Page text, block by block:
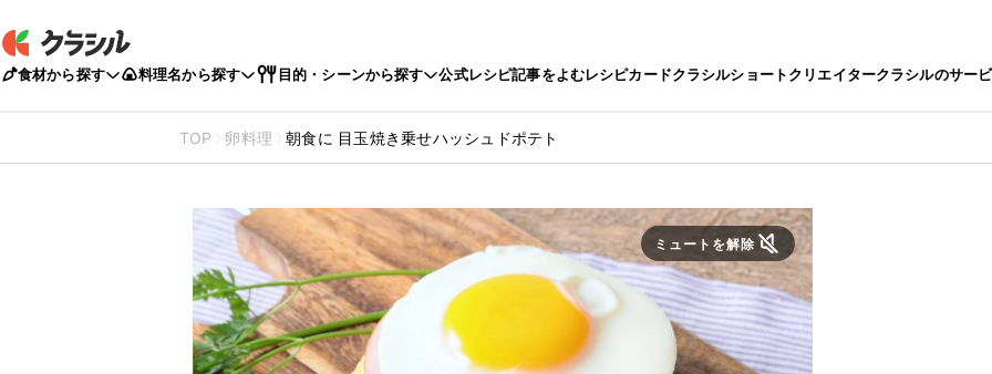
食材から探す 料理名から探す 目的・シーンから探す 公式レシピ記事をよむレシピカードクラシルショートクリエイタークラシルのサー
TOP 卵料理 朝食に 目玉焼き乗せハッシュドポテト
ミュートを解除